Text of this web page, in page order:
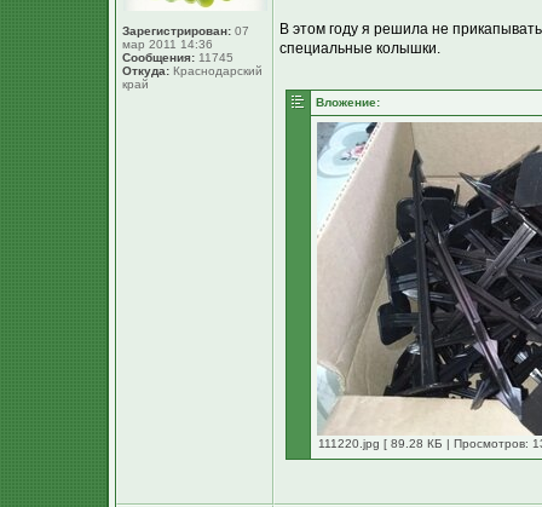
Зарегистрирован: 07
мар 2011 14:36
Сообщения: 11745
Откуда: Краснодарский
край
В этом году я решила не
специальные колышки.
Вложение:
111220.jpg [ 89.28 КБ | Просмотров: